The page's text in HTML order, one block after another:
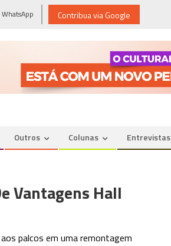
Contribua via Google
Outros Colunas Entrevistas
Vantagens Hall
palcos em uma remontagem